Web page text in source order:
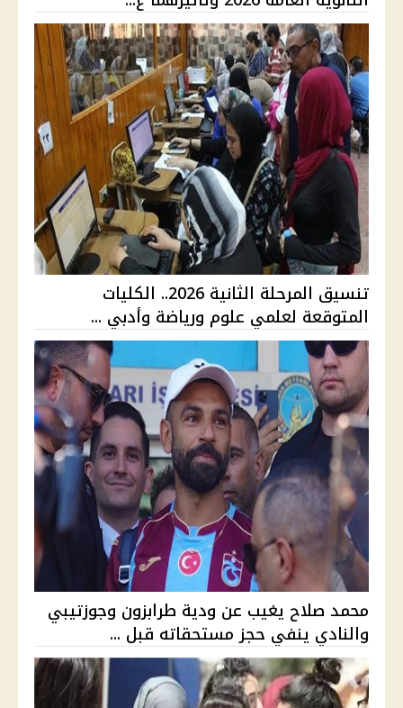
تنسيق المرحلة الثانية 2026.. الكليات
المتوقعة لعلمي علوم ورياضة وأدبي ...
محمد صلاح يغيب عن ودية طرابزون وجوزتيبي
والنادي ينفي حجز مستحقاته قبل ...